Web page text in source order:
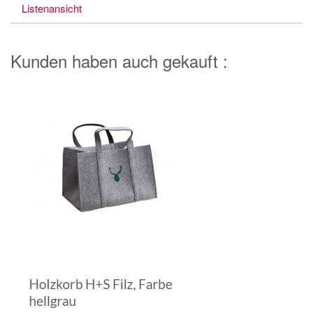
Listenansicht
Kunden haben auch gekauft :